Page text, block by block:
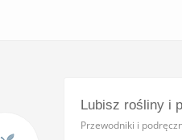
Lubisz rośliny i
Przewodniki i